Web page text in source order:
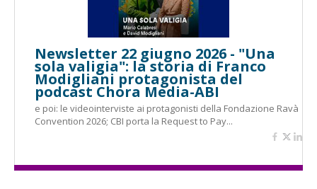
Newsletter 22 giugno 2026 - "Una
sola valigia": la storia di Franco
Modigliani protagonista del
podcast Chora Media-ABI
e poi: le videointerviste ai protagonisti della Fondazione Ravà
Convention 2026; CBI porta la Request to Pay...